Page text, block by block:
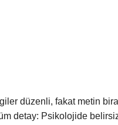
düzenli, fakat metin
detay: Psikolojide